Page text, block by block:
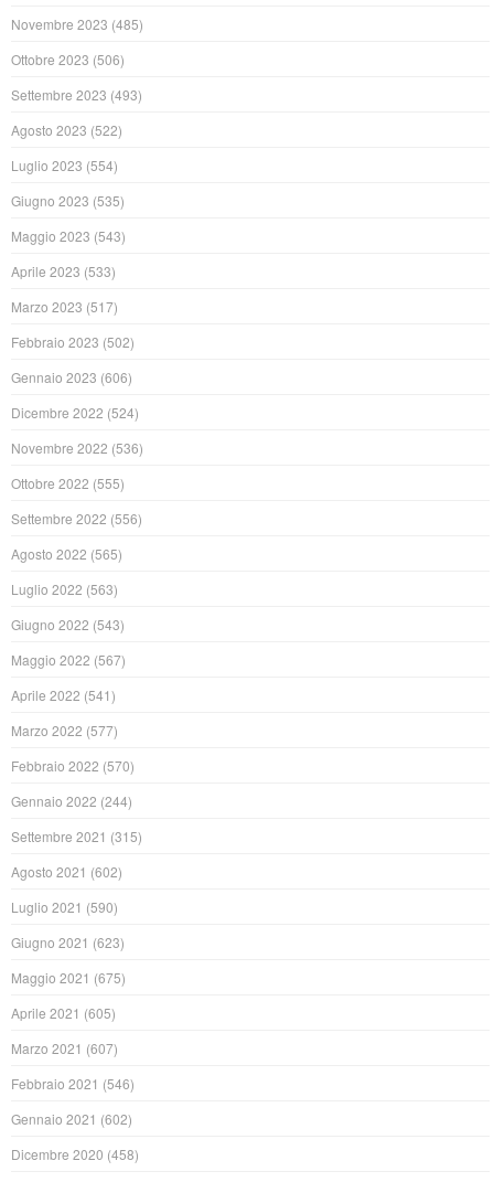
Novembre 2023 (485)
Ottobre 2023 (506)
Settembre 2023 (493)
Agosto 2023 (522)
Luglio 2023 (554)
Giugno 2023 (535)
Maggio 2023 (543)
Aprile 2023 (533)
Marzo 2023 (517)
Febbraio 2023 (502)
Gennaio 2023 (606)
Dicembre 2022 (524)
Novembre 2022 (536)
Ottobre 2022 (555)
Settembre 2022 (556)
Agosto 2022 (565)
Luglio 2022 (563)
Giugno 2022 (543)
Maggio 2022 (567)
Aprile 2022 (541)
Marzo 2022 (577)
Febbraio 2022 (570)
Gennaio 2022 (244)
Settembre 2021 (315)
Agosto 2021 (602)
Luglio 2021 (590)
Giugno 2021 (623)
Maggio 2021 (675)
Aprile 2021 (605)
Marzo 2021 (607)
Febbraio 2021 (546)
Gennaio 2021 (602)
Dicembre 2020 (458)